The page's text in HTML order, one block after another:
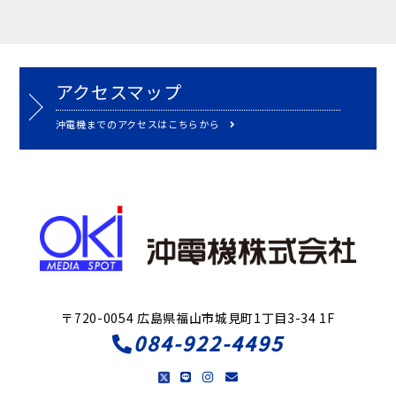
アクセスマップ
沖電機までのアクセスはこちらから
〒720-0054 広島県福山市城見町1丁目3-34 1F
084-922-4495